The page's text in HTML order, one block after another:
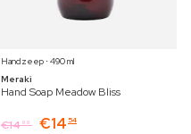
Handzeep ⋅ 490 ml
Meraki
Hand Soap Meadow Bliss
€14 99 €14 54